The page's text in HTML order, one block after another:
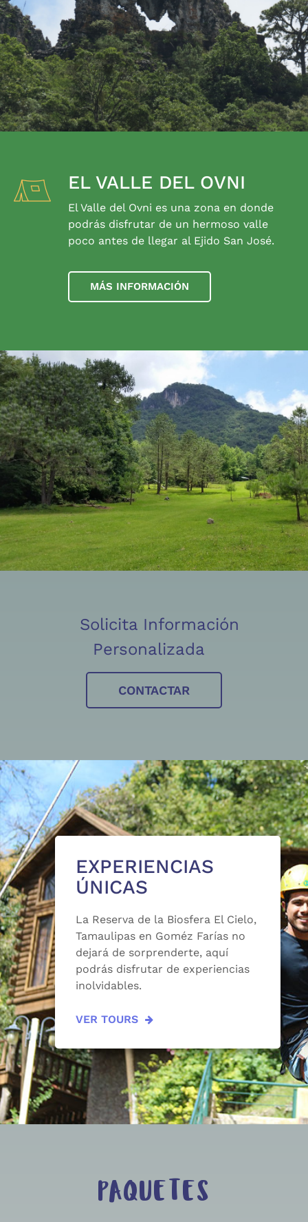
EL VALLE DEL OVNI
El Valle del Ovni es una zona en donde
podrás disfrutar de un hermoso valle
poco antes de llegar al Ejido San José.
MÁS INFORMACIÓN
Solicita Información
Personalizada
CONTACTAR
EXPERIENCIAS
ÚNICAS
La Reserva de la Biosfera El Cielo,
Tamaulipas en Goméz Farías no
dejará de sorprenderte, aquí
podrás disfrutar de experiencias
inolvidables.
VER TOURS
PAQUETES